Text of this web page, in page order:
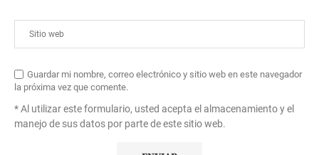
Guardar mi nombre, correo electrónico y sitio web en este navegador
la próxima vez que comente.
* Al utilizar este formulario, usted acepta el almacenamiento y el
manejo de sus datos por parte de este sitio web.